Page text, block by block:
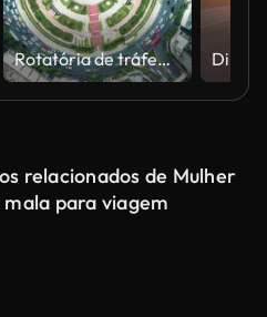
Rotatória de tráfego aéreo
relacionados de Mulher
para viagem